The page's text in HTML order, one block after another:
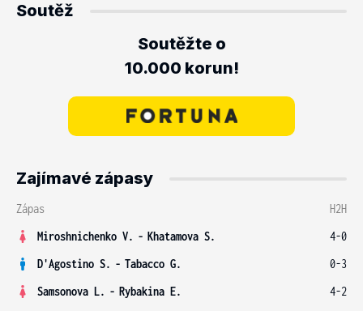
Soutěž
Soutěžte o
10.000 korun!
Zajímavé zápasy
Zápas
H2H
Miroshnichenko V. - Khatamova S.
4-0
D'Agostino S. - Tabacco G.
0-3
Samsonova L. - Rybakina E.
4-2